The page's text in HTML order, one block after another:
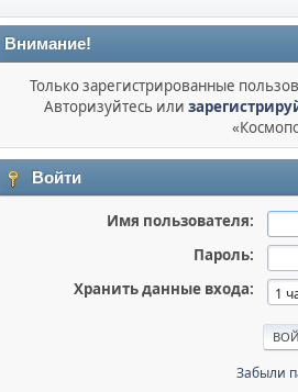
Внимание!
Только зарегистрированные
Авторизуйтесь или
Войти
Имя пользователя:
Пароль:
Хранить данные входа:
Забыли